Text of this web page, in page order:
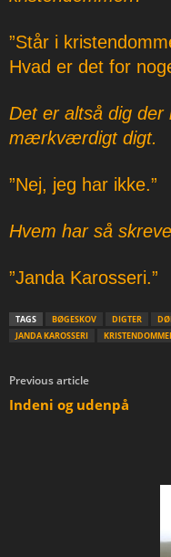
”Står i
Hvad er det for
Det er altså dig
mærkværdigt digt.
”Nej, jeg har ikke.”
Hvem har så
”Janda Karosseri.”
TAGS BØGESKOV DIGTER
JANDA KAROSSERI
Previous article
Indeni og udenpå